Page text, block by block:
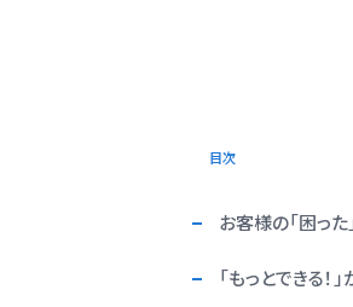
目次
お客様の「困っ
「もっとできる！